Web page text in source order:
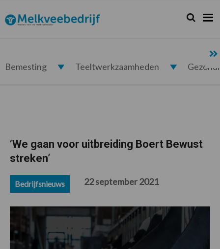
de
hoofdnavigatie
de
hoofd
de
eerste
de
voettekst
Melkveebedrijf.nl Zoeken...
Zoek
Bemesting Teeltwerkzaamheden
‘We gaan voor uitbreiding Boert Bewust
streken’
Bedrijfsnieuws 22 september 2021